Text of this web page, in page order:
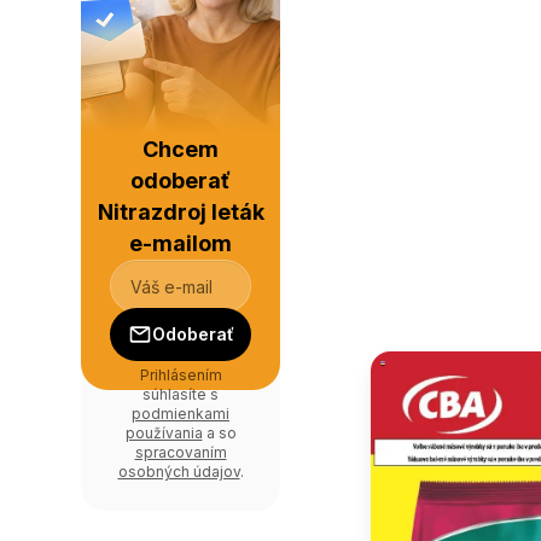
Chcem
odoberať
Nitrazdroj leták
e-mailom
Odoberať
Prihlásením
súhlasíte s
podmienkami
používania a so
spracovaním
osobných údajov.